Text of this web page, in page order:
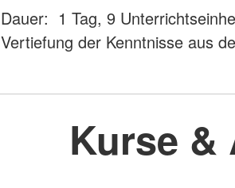
Dauer: 1 Tag, 9
Vertiefung der Kenntnisse aus
Kurse &